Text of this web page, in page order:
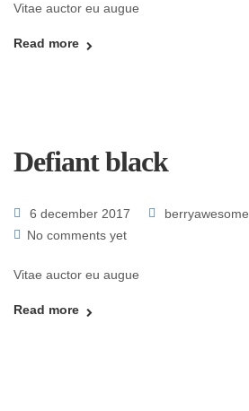
Vitae auctor eu augue
Read more
Defiant black
6 december 2017
berryawesome
No comments yet
Vitae auctor eu augue
Read more